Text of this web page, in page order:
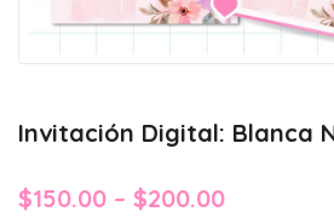
Invitación Digital: Blanca
$150.00 – $200.00Price